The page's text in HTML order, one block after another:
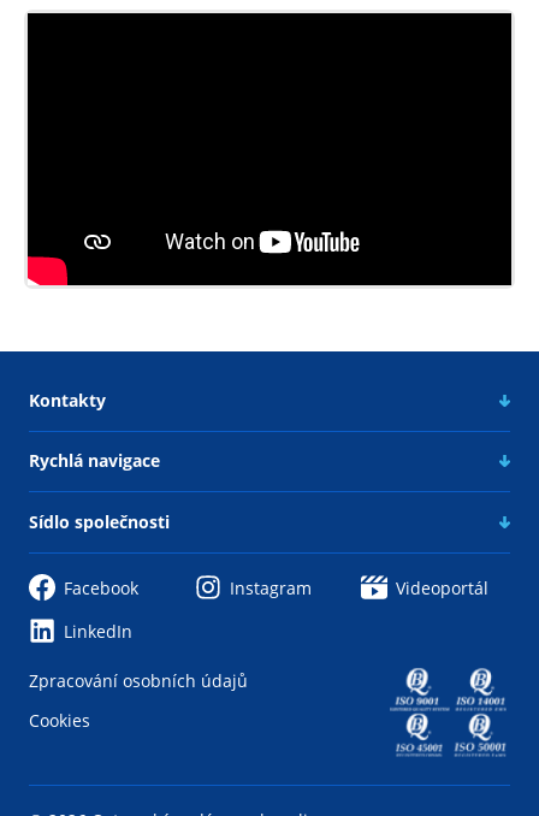
Kontakty
Rychlá navigace
Sídlo společnosti
Facebook Instagram
Videoportál
LinkedIn
Zpracování osobních údajů
Cookies